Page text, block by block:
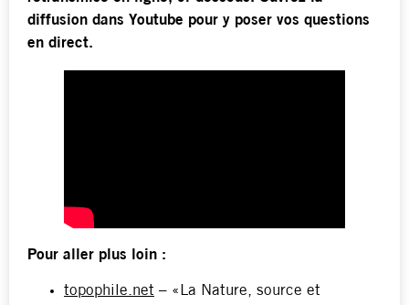
diffusion dans Youtube pour y poser vos questions
en direct.
Pour aller plus loin :
topophile.net – «La Nature, source et